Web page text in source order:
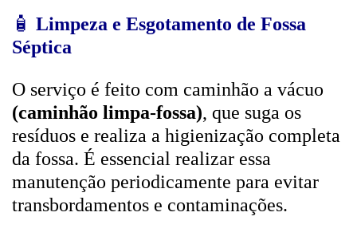
🧴 Limpeza e Esgotamento de Fossa
Séptica
O serviço é feito com caminhão a vácuo
(caminhão limpa-fossa), que suga os
resíduos e realiza a higienização completa
da fossa. É essencial realizar essa
manutenção periodicamente para evitar
transbordamentos e contaminações.